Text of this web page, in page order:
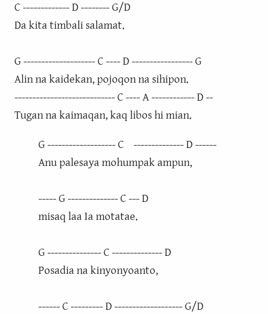
C ------------- D -------- G/D
Da kita timbali salamat.
G -------------------- C ---- D ----------------- G
Alin na kaidekan, pojoqon na sihipon.
---------------------------- C ---- A ------------ D --
Tugan na kaimaqan, kaq libos hi mian.
G ------------------- C -------------- D ------
Anu palesaya mohumpak ampun,
----- G -------------- C --- D
misaq laa Ia motatae.
G --------------- C -------------- D
Posadia na kinyonyoanto,
------ C --------- D ------------------- G/D